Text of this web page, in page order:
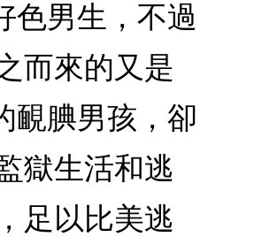
色男生，不過
而來的又是
靦腆男孩，卻
獄生活和逃
足以比美逃